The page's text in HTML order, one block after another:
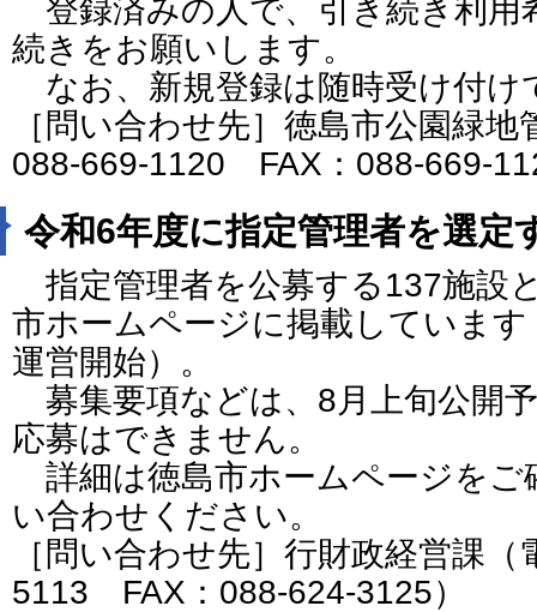
登録済みの人で、引き続き利用
続きをお願いします。
なお、新規登録は随時受け付け
［問い合わせ先］徳島市公園緑
088-669-1120 FAX：088-669-
令和6年度に指定管理者を選定
指定管理者を公募する137施設
市ホームページに掲載していま
運営開始）。
募集要項などは、8月上旬公開
応募はできません。
詳細は徳島市ホームページをご
い合わせください。
［問い合わせ先］行財政経営課
5113 FAX：088-624-3125）